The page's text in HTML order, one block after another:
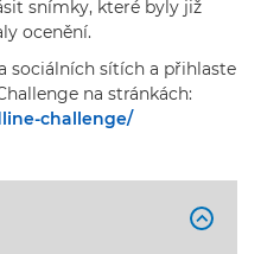
snímky, které byly již
ocenění.
sociálních sítích a přihlaste
na stránkách:
challenge/
